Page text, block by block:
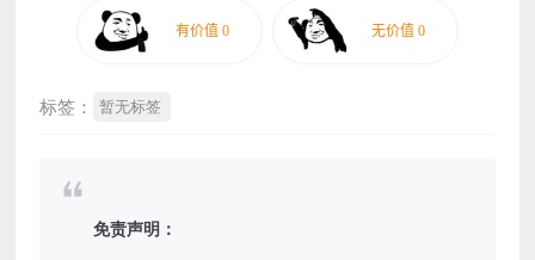
标签： 暂无标签
免责声明：